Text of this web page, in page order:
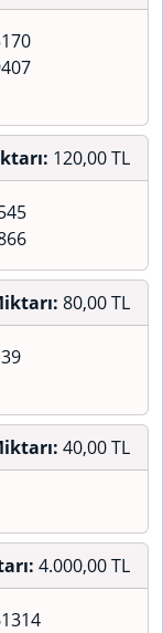
120,00 TL
80,00 TL
39
40,00 TL
4.000,00 TL